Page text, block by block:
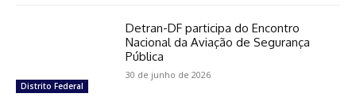
Distrito Federal
Detran-DF participa do Encontro
Nacional da Aviação de Segurança
Pública
30 de junho de 2026